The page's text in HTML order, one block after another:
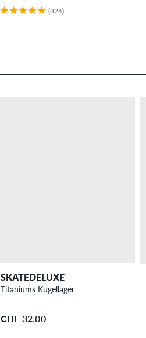
(824)
SKATEDELUXE
Titaniums Kugellager
CHF 32.00